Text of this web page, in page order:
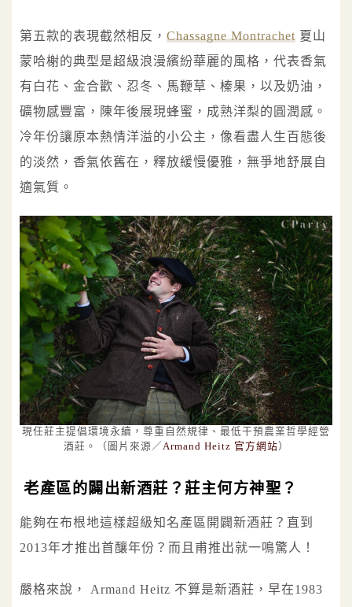
第五款的表現截然相反， Chassagne Montrachet 夏山
蒙哈榭的典型是超級浪漫繽紛華麗的風格，代表香氣
有白花、金合歡、忍冬、馬鞭草、榛果，以及奶油，
礦物感豐富，陳年後展現蜂蜜，成熟洋梨的圓潤感。
冷年份讓原本熱情洋溢的小公主，像看盡人生百態後
的淡然，香氣依舊在，釋放緩慢優雅，無爭地舒展自
適氣質。
現任莊主提倡環境永續，尊重自然規律、最低干預農業哲學經營
酒莊。（圖片來源／ Armand Heitz 官方網站）
老產區的闢出新酒莊？莊主何方神聖？
能夠在布根地這樣超級知名產區開闢新酒莊？直到
2013年才推出首釀年份？而且甫推出就一鳴驚人！
嚴格來說， Armand Heitz 不算是新酒莊，早在1983